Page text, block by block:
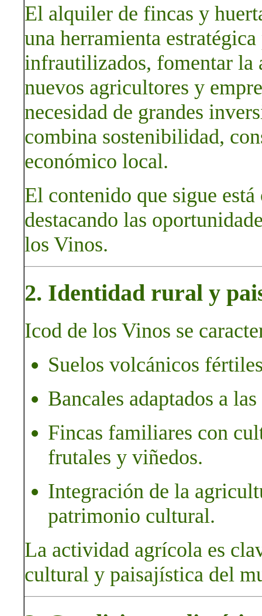
El alquiler de fincas y
una herramienta
infrautilizados, fomentar
nuevos agricultores y
necesidad de grandes
combina sostenibilidad,
económico local.
El contenido que sigue
destacando las
los Vinos.
2. Identidad rural y
Icod de los Vinos se
Suelos volcánicos
Bancales adaptados a
Fincas familiares con
frutales y viñedos.
Integración de la
patrimonio cultural.
La actividad agrícola es
cultural y paisajística del